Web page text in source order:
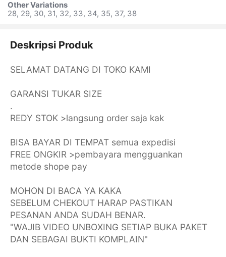
Other Variations
28, 29, 30, 31, 32, 33, 34, 35, 37, 38
Deskripsi Produk
SELAMAT DATANG DI TOKO KAMI
GARANSI TUKAR SIZE
.
REDY STOK >langsung order saja kak
BISA BAYAR DI TEMPAT semua expedisi
FREE ONGKIR >pembayara mengguankan
metode shope pay
MOHON DI BACA YA KAKA
SEBELUM CHEKOUT HARAP PASTIKAN
PESANAN ANDA SUDAH BENAR.
"WAJIB VIDEO UNBOXING SETIAP BUKA PAKET
DAN SEBAGAI BUKTI KOMPLAIN"